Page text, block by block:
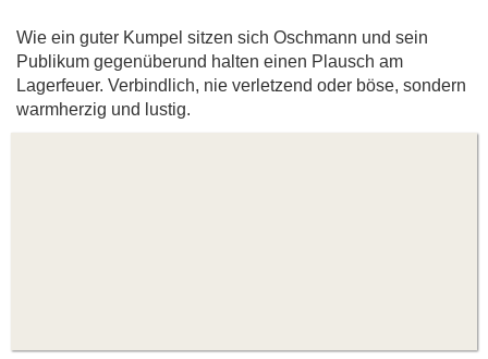
Wie ein guter Kumpel sitzen sich Oschmann und sein
Publikum gegenüberund halten einen Plausch am
Lagerfeuer. Verbindlich, nie verletzend oder böse, sondern
warmherzig und lustig.